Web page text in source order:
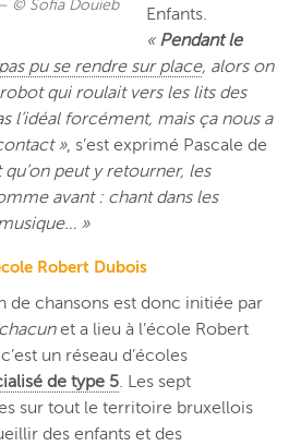
© Sofia Douieb
Enfants.
« Pendant le
pu se rendre sur place, alors on
qui roulait vers les lits des
l’idéal forcément, mais ça nous a
», s’est exprimé Pascale de
qu’on peut y retourner, les
avant : chant dans les
»
Robert Dubois
de chansons est donc initiée par
et a lieu à l’école Robert
un réseau d’écoles
de type 5. Les sept
sur tout le territoire bruxellois
des enfants et des